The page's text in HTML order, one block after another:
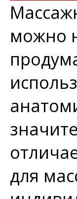
можно
для